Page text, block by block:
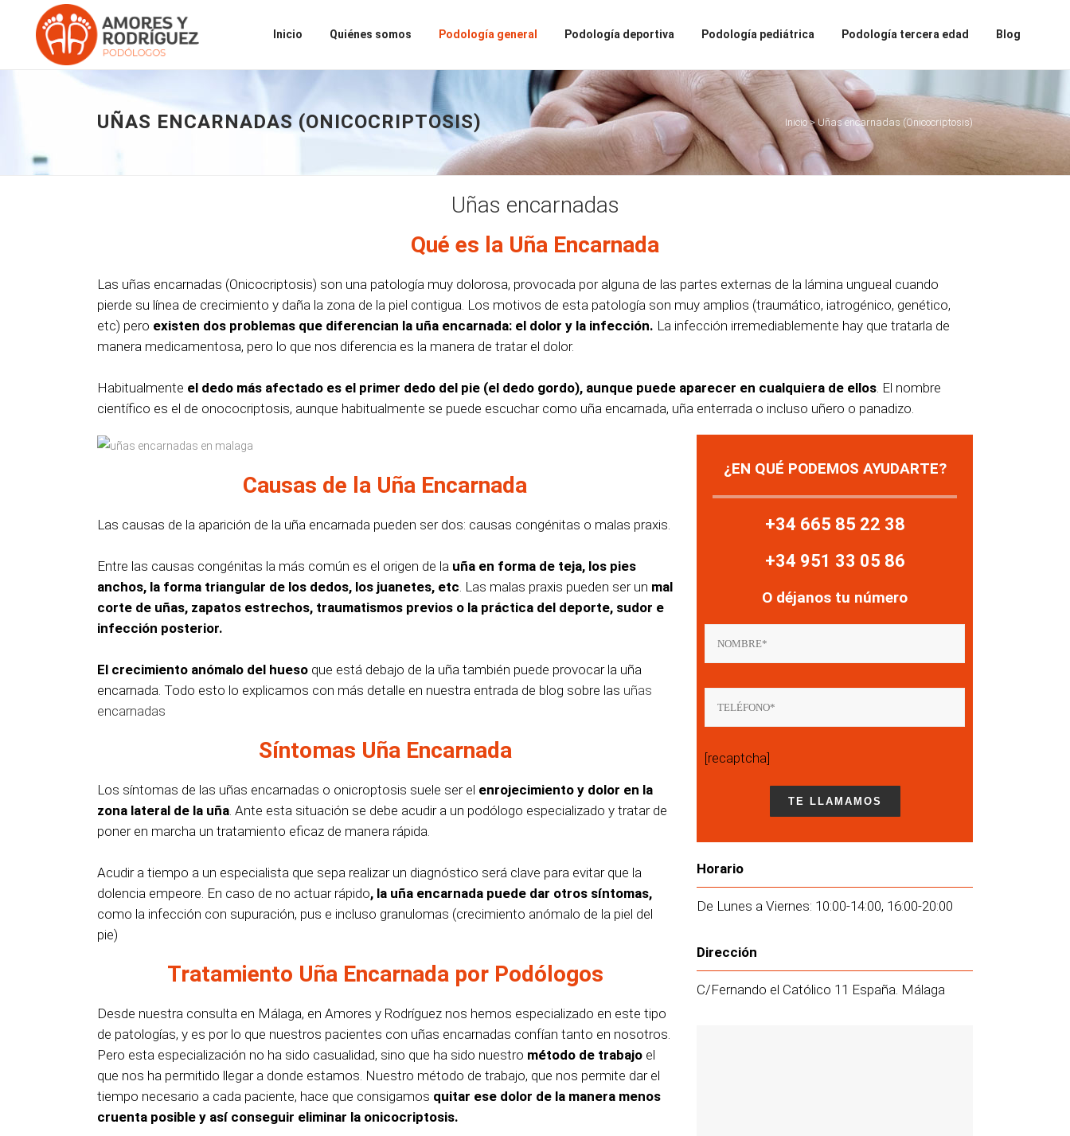
Inicio Quiénes somos Podología general Podología deportiva Podología pediátrica Podología tercera edad Blog
UÑAS ENCARNADAS (ONICOCRIPTOSIS) Inicio>Uñas encarnadas (Onicocriptosis)
Uñas encarnadas
Qué es la Uña Encarnada
Las uñas encarnadas (Onicocriptosis) son una patología muy dolorosa, provocada por alguna de las partes externas de la lámina ungueal cuando
pierde su línea de crecimiento y daña la zona de la piel contigua. Los motivos de esta patología son muy amplios (traumático, iatrogénico, genético,
etc) pero existen dos problemas que diferencian la uña encarnada: el dolor y la infección. La infección irremediablemente hay que tratarla de
manera medicamentosa, pero lo que nos diferencia es la manera de tratar el dolor.
Habitualmente el dedo más afectado es el primer dedo del pie (el dedo gordo), aunque puede aparecer en cualquiera de ellos. El nombre
científico es el de onococriptosis, aunque habitualmente se puede escuchar como uña encarnada, uña enterrada o incluso uñero o panadizo.
Causas de la Uña Encarnada
Las causas de la aparición de la uña encarnada pueden ser dos: causas congénitas o malas praxis.
Entre las causas congénitas la más común es el origen de la uña en forma de teja, los pies
anchos, la forma triangular de los dedos, los juanetes, etc. Las malas praxis pueden ser un mal
corte de uñas, zapatos estrechos, traumatismos previos o la práctica del deporte, sudor e
infección posterior.
El crecimiento anómalo del hueso que está debajo de la uña también puede provocar la uña
encarnada. Todo esto lo explicamos con más detalle en nuestra entrada de blog sobre las uñas
encarnadas
Síntomas Uña Encarnada
Los síntomas de las uñas encarnadas o onicroptosis suele ser el enrojecimiento y dolor en la
zona lateral de la uña. Ante esta situación se debe acudir a un podólogo especializado y tratar de
poner en marcha un tratamiento eficaz de manera rápida.
Acudir a tiempo a un especialista que sepa realizar un diagnóstico será clave para evitar que la
dolencia empeore. En caso de no actuar rápido, la uña encarnada puede dar otros síntomas,
como la infección con supuración, pus e incluso granulomas (crecimiento anómalo de la piel del
pie)
Tratamiento Uña Encarnada por Podólogos
Desde nuestra consulta en Málaga, en Amores y Rodríguez nos hemos especializado en este tipo
de patologías, y es por lo que nuestros pacientes con uñas encarnadas confían tanto en nosotros.
Pero esta especialización no ha sido casualidad, sino que ha sido nuestro método de trabajo el
que nos ha permitido llegar a donde estamos. Nuestro método de trabajo, que nos permite dar el
tiempo necesario a cada paciente, hace que consigamos quitar ese dolor de la manera menos
cruenta posible y así conseguir eliminar la onicocriptosis.
¿EN QUÉ PODEMOS AYUDARTE?
+34 665 85 22 38
+34 951 33 05 86
O déjanos tu número
[recaptcha]
Horario
De Lunes a Viernes: 10:00-14:00, 16:00-20:00
Dirección
C/Fernando el Católico 11 España. Málaga